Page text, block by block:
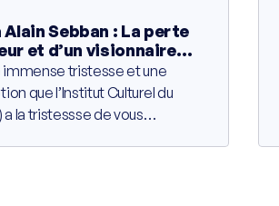
Alain Sebban : La perte
et d’un visionnaire
immense tristesse et une
que l’Institut Culturel du
la tristessse de vous